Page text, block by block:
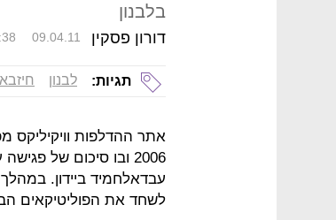
בלבנון
דורון פסקין 09.04.11
תגיות: לבנון
אתר ההדלפות וויקיליקס
2006 ובו סיכום של
עבדאלחמיד ביידון.
לשחד את הפוליטיקאים